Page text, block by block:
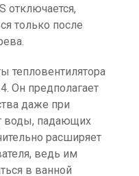
отключается,
только после
тепловентилятора
Он предполагает
даже при
воды, падающих
расширяет
ведь им
в ванной